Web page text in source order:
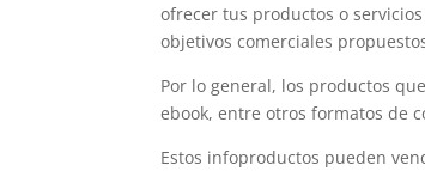
ofrecer tus productos o
objetivos comerciales
Por lo general, los productos
ebook, entre otros formatos de
Estos infoproductos pueden